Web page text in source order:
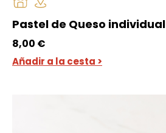
Pastel de Queso individual
8,00 €
Añadir a la cesta >